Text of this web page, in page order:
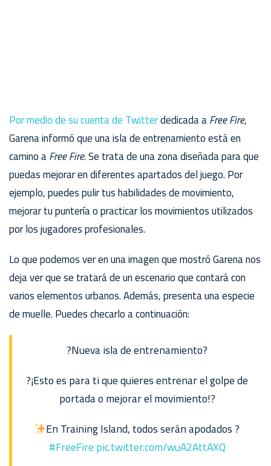
Por medio de su cuenta de Twitterdedicada aFree Fire,
Garena informó que una isla de entrenamiento está en
camino aFree Fire. Se trata de una zona diseñada para que
puedas mejorar en diferentes apartados del juego. Por
ejemplo, puedes pulir tus habilidades de movimiento,
mejorar tu puntería o practicar los movimientos utilizados
por los jugadores profesionales.
Lo que podemos ver en una imagen que mostró Garena nos
deja ver que se tratará de un escenario que contará con
varios elementos urbanos. Además, presenta una especie
de muelle. Puedes checarlo a continuación:
?Nueva isla de entrenamiento?
?¡Esto es para ti que quieres entrenar el golpe de
portada o mejorar el movimiento!?
En Training Island, todos serán apodados ?
#FreeFire pic.twitter.com/wuA2AttAXQ